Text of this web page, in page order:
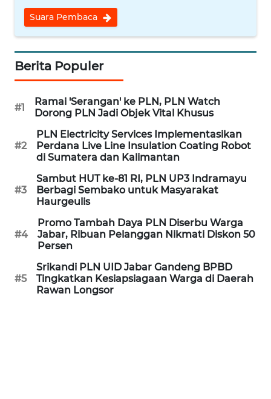
Suara Pembaca
Berita Populer
#1
Ramai 'Serangan' ke PLN, PLN Watch
Dorong PLN Jadi Objek Vital Khusus
#2
PLN Electricity Services Implementasikan
Perdana Live Line Insulation Coating Robot
di Sumatera dan Kalimantan
#3
Sambut HUT ke-81 RI, PLN UP3 Indramayu
Berbagi Sembako untuk Masyarakat
Haurgeulis
#4
Promo Tambah Daya PLN Diserbu Warga
Jabar, Ribuan Pelanggan Nikmati Diskon 50
Persen
#5
Srikandi PLN UID Jabar Gandeng BPBD
Tingkatkan Kesiapsiagaan Warga di Daerah
Rawan Longsor
WN
MAJALENGKA
WN
SUBANG
WN
SUKABUMI
WN
PURWAKARTA
WN
PRIANGAN
TIMUR
WN
SEMARANG
WN